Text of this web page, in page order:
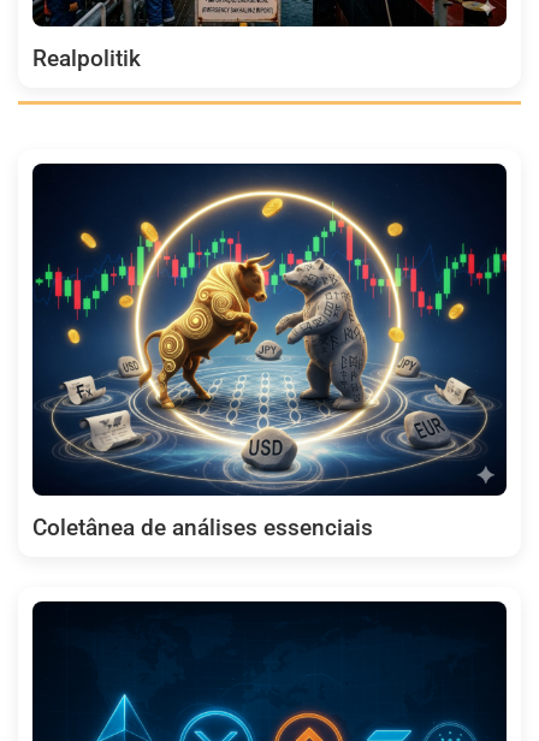
Realpolitik
Coletânea de análises essenciais